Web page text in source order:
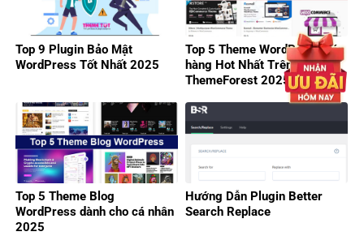
Top 9 Plugin Bảo Mật
WordPress Tốt Nhất 2025
Top 5 Theme WordPress Bán
hàng Hot Nhất Trên
ThemeForest 2025
Top 5 Theme Blog
WordPress dành cho cá nhân
2025
Hướng Dẫn Plugin Better
Search Replace